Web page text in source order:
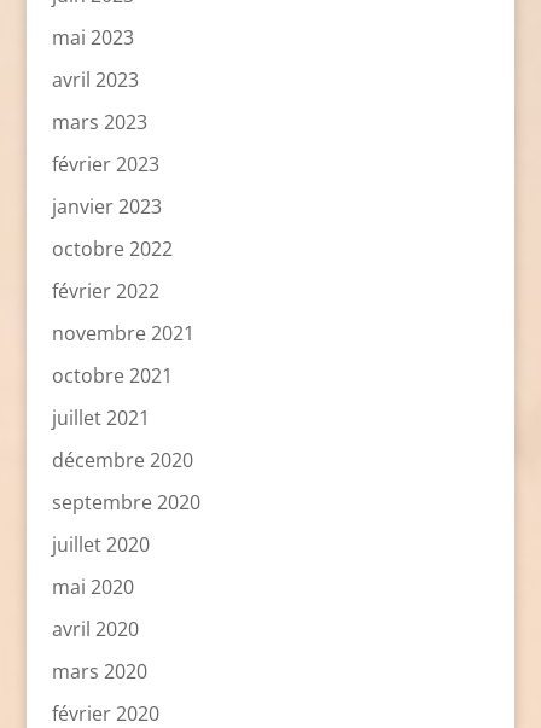
mai 2023
avril 2023
mars 2023
février 2023
janvier 2023
octobre 2022
février 2022
novembre 2021
octobre 2021
juillet 2021
décembre 2020
septembre 2020
juillet 2020
mai 2020
avril 2020
mars 2020
février 2020